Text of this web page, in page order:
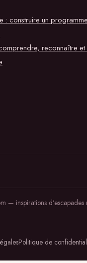
: construire un
reconnaître
— inspirations d'escapades
Politique de